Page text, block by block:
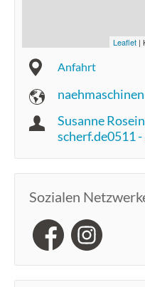
Leaflet |
Anfahrt
Susanne
scherf.de0511
Sozialen